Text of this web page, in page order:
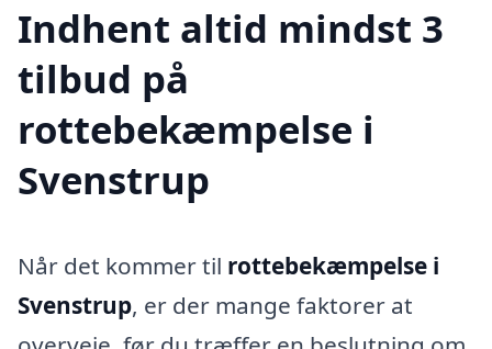
Indhent altid mindst 3
tilbud på
rottebekæmpelse i
Svenstrup
Når det kommer til rottebekæmpelse i
Svenstrup, er der mange faktorer at